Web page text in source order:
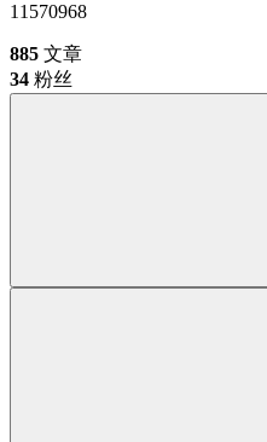
11570968
885 文章
34 粉丝